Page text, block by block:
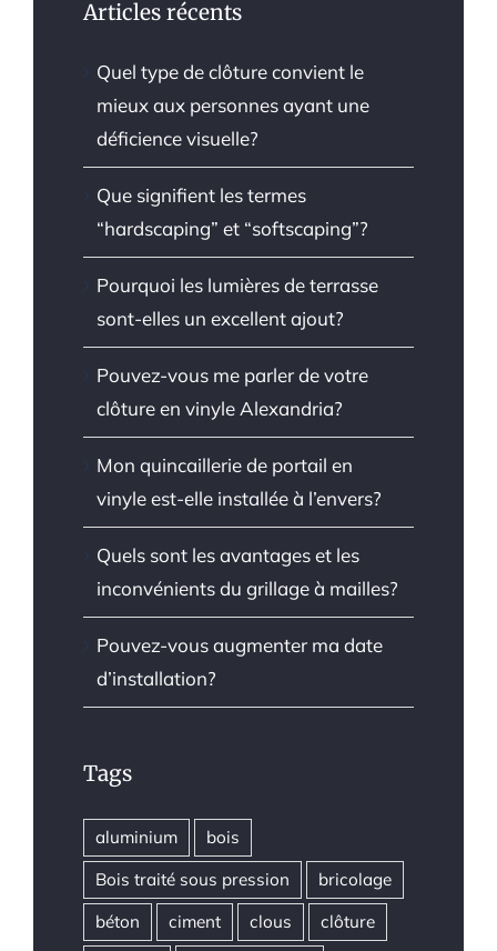
Articles récents
Quel type de clôture convient le
mieux aux personnes ayant une
déficience visuelle?
Que signifient les termes
“hardscaping” et “softscaping”?
Pourquoi les lumières de terrasse
sont-elles un excellent ajout?
Pouvez-vous me parler de votre
clôture en vinyle Alexandria?
Mon quincaillerie de portail en
vinyle est-elle installée à l’envers?
Quels sont les avantages et les
inconvénients du grillage à mailles?
Pouvez-vous augmenter ma date
d’installation?
Tags
aluminium
bois
Bois traité sous pression
bricolage
béton
ciment clous
clôture